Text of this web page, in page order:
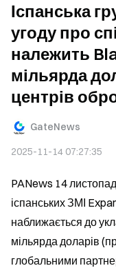
Іспанська
угоду про
належить
мільярда
центрів
GateNews
2025-11-14 07:27:35
PANews 14
іспанських ЗМІ
наближається до
мільярда доларів
глобальними